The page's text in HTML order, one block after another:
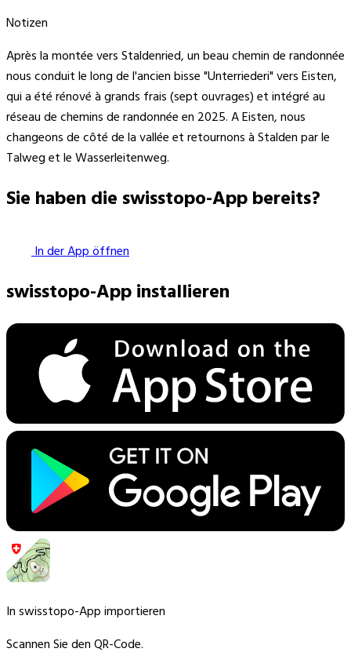
Notizen
Après la montée vers Staldenried, un beau chemin de randonnée
nous conduit le long de l'ancien bisse "Unterriederi" vers Eisten,
qui a été rénové à grands frais (sept ouvrages) et intégré au
réseau de chemins de randonnée en 2025. A Eisten, nous
changeons de côté de la vallée et retournons à Stalden par le
Talweg et le Wasserleitenweg.
Sie haben die swisstopo-App bereits?
In der App öffnen
swisstopo-App installieren
In swisstopo-App importieren
Scannen Sie den QR-Code.